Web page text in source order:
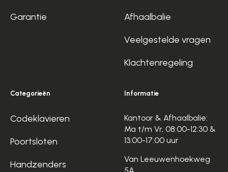
Garantie Afhaalbalie
Veelgestelde vragen
Klachtenregeling
Categorieën
Codeklavieren
Poortsloten
Handzenders
Informatie
Kantoor & Afhaalbalie:
Ma t/m Vr, 08:00-12:30 &
13:00-17:00 uur
Van Leeuwenhoekweg